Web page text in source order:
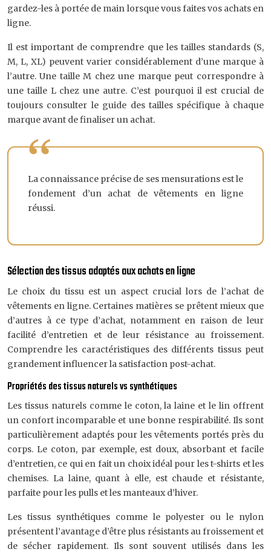
gardez-les à portée de main lorsque vous faites vos achats en
ligne.
Il est important de comprendre que les tailles standards (S,
M, L, XL) peuvent varier considérablement d’une marque à
l’autre. Une taille M chez une marque peut correspondre à
une taille L chez une autre. C’est pourquoi il est crucial de
toujours consulter le guide des tailles spécifique à chaque
marque avant de finaliser un achat.
La connaissance précise de ses mensurations est le
fondement d’un achat de vêtements en ligne
réussi.
Sélection des tissus adaptés aux achats en ligne
Le choix du tissu est un aspect crucial lors de l’achat de
vêtements en ligne. Certaines matières se prêtent mieux que
d’autres à ce type d’achat, notamment en raison de leur
facilité d’entretien et de leur résistance au froissement.
Comprendre les caractéristiques des différents tissus peut
grandement influencer la satisfaction post-achat.
Propriétés des tissus naturels vs synthétiques
Les tissus naturels comme le coton, la laine et le lin offrent
un confort incomparable et une bonne respirabilité. Ils sont
particulièrement adaptés pour les vêtements portés près du
corps. Le coton, par exemple, est doux, absorbant et facile
d’entretien, ce qui en fait un choix idéal pour les t-shirts et les
chemises. La laine, quant à elle, est chaude et résistante,
parfaite pour les pulls et les manteaux d’hiver.
Les tissus synthétiques comme le polyester ou le nylon
présentent l’avantage d’être plus résistants au froissement et
de sécher rapidement. Ils sont souvent utilisés dans les